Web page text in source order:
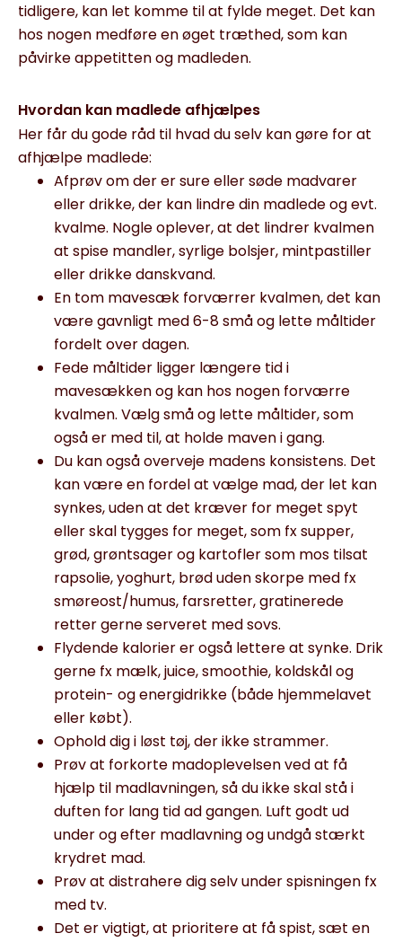
tidligere, kan let komme til at fylde meget. Det kan
hos nogen medføre en øget træthed, som kan
påvirke appetitten og madleden.
Hvordan kan madlede afhjælpes
Her får du gode råd til hvad du selv kan gøre for at
afhjælpe madlede:
Afprøv om der er sure eller søde madvarer
eller drikke, der kan lindre din madlede og evt.
kvalme. Nogle oplever, at det lindrer kvalmen
at spise mandler, syrlige bolsjer, mintpastiller
eller drikke danskvand.
En tom mavesæk forværrer kvalmen, det kan
være gavnligt med 6-8 små og lette måltider
fordelt over dagen.
Fede måltider ligger længere tid i
mavesækken og kan hos nogen forværre
kvalmen. Vælg små og lette måltider, som
også er med til, at holde maven i gang.
Du kan også overveje madens konsistens. Det
kan være en fordel at vælge mad, der let kan
synkes, uden at det kræver for meget spyt
eller skal tygges for meget, som fx supper,
grød, grøntsager og kartofler som mos tilsat
rapsolie, yoghurt, brød uden skorpe med fx
smøreost/humus, farsretter, gratinerede
retter gerne serveret med sovs.
Flydende kalorier er også lettere at synke. Drik
gerne fx mælk, juice, smoothie, koldskål og
protein- og energidrikke (både hjemmelavet
eller købt).
Ophold dig i løst tøj, der ikke strammer.
Prøv at forkorte madoplevelsen ved at få
hjælp til madlavningen, så du ikke skal stå i
duften for lang tid ad gangen. Luft godt ud
under og efter madlavning og undgå stærkt
krydret mad.
Prøv at distrahere dig selv under spisningen fx
med tv.
Det er vigtigt, at prioritere at få spist, sæt en